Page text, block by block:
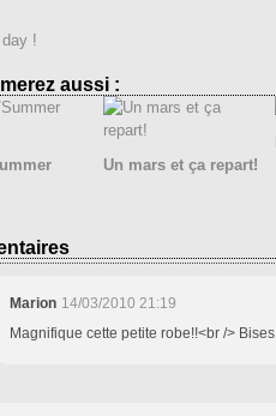
!
aussi :
Un mars et ça repart!
Marion 14/03/2010 21:19
Magnifique cette petite robe!!<br /> Bises